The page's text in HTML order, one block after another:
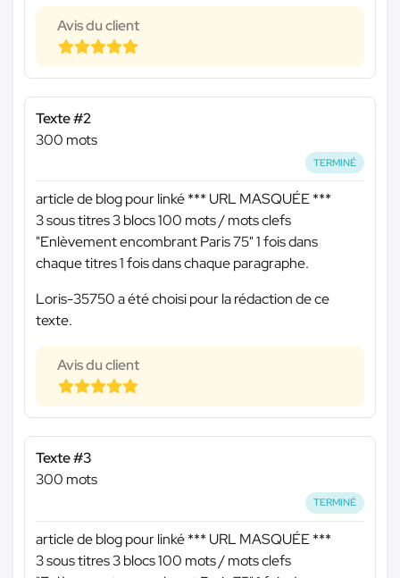
Avis du client
Texte #2
300 mots
TERMINÉ
article de blog pour linké*** URL MASQUÉE ***
3 sous titres 3 blocs 100 mots / mots clefs
"Enlèvement encombrant Paris 75" 1 fois dans
chaque titres 1 fois dans chaque paragraphe.
Loris-35750 a été choisi pour la rédaction de ce
texte.
Avis du client
Texte #3
300 mots
TERMINÉ
article de blog pour linké*** URL MASQUÉE ***
3 sous titres 3 blocs 100 mots / mots clefs